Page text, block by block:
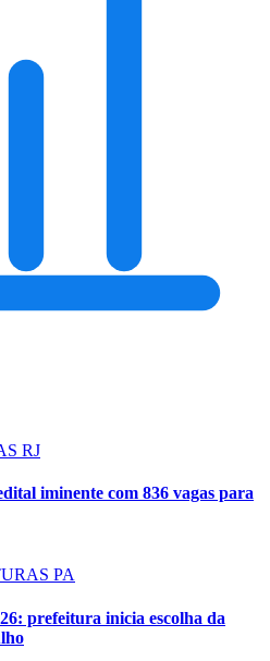
RJ
iminente com 836 vagas para
PA
prefeitura inicia escolha da